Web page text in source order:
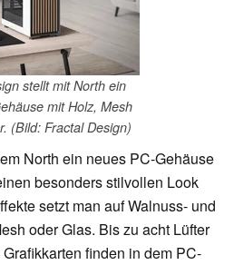
stellt mit North ein
mit Holz, Mesh
(Bild: Fractal Design)
North ein neues PC-Gehäuse
besonders stilvollen Look
setzt man auf Walnuss- und
oder Glas. Bis zu acht Lüfter
finden in dem PC-